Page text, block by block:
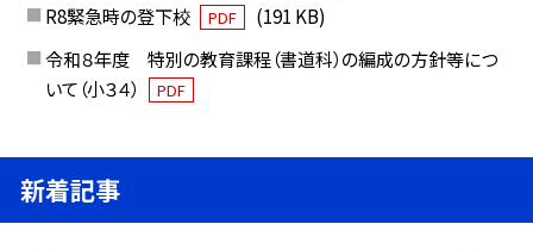
R8緊急時の登下校
PDF
(191 KB)
令和８年度 特別の教育課程（書道科）の編成の方針等につ
いて（小３４）
PDF
新着記事